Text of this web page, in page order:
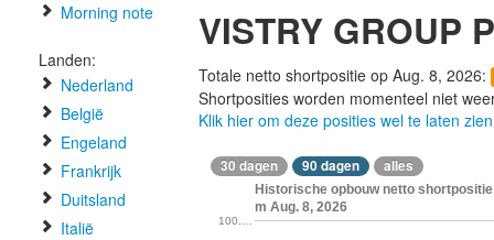
Morning note
Landen:
Nederland
België
Engeland
Frankrijk
Duitsland
Italië
VISTRY GROUP
Totale netto shortpositie op Aug. 8, 2026:
Shortposities worden momenteel niet
Klik hier om deze posities wel te laten zien
30 dagen 90 dagen alles
Historische opbouw netto shortpositie
m Aug. 8, 2026
100.…